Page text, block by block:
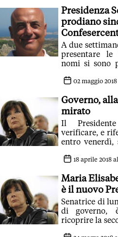
Presidenza
prodiano
A due
presentare le
nomi si sono
02 maggio
Governo,
mirato
Il
verificare, e
entro venerdì,
centrodestra-
18 aprile 2018
Maria
è il nuovo
Senatrice di
di governo,
ricoprire la